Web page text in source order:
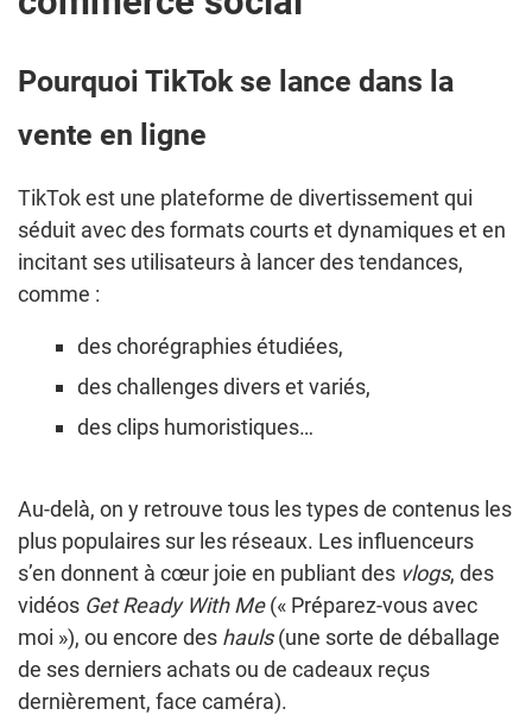
Pourquoi TikTok se lance dans la
vente en ligne
TikTok est une plateforme de divertissement qui
séduit avec des formats courts et dynamiques et en
incitant ses utilisateurs à lancer des tendances,
comme :
des chorégraphies étudiées,
des challenges divers et variés,
des clips humoristiques…
Au-delà, on y retrouve tous les types de contenus les
plus populaires sur les réseaux. Les influenceurs
s’en donnent à cœur joie en publiant des vlogs, des
vidéos Get Ready With Me(« Préparez-vous avec
moi »), ou encore des hauls(une sorte de déballage
de ses derniers achats ou de cadeaux reçus
dernièrement, face caméra).